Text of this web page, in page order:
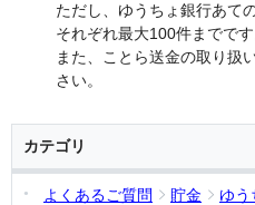
ただし、ゆうちょ銀行あて
それぞれ最大100件までです
また、ことら送金の取り扱
さい。
カテゴリ
よくあるご質問 貯金 ゆう